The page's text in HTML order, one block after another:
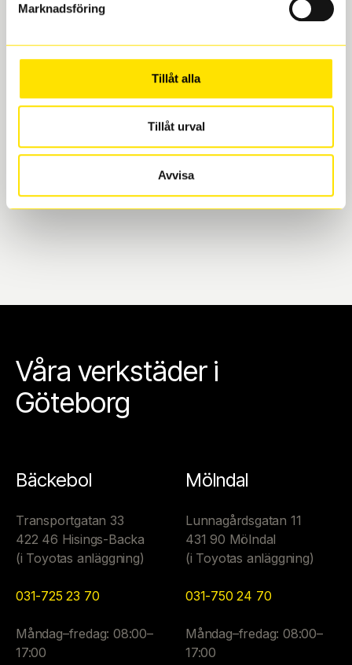
Marknadsföring
Tillåt alla
Tillåt urval
Avvisa
Boka och hämta hos Däckspecialen
När du beställer dina nya däck eller fälgar hos oss
levereras de direkt till någon av våra däckverkstäder i
Göteborg. Välj mellan Hisingen (Bäckebol) eller
Mölndal. I beställningen anger du datum och tid för
vi till att de uppfyller alla krav för en säker körning.
Våra verkstäder i
Göteborg
Bäckebol
Transportgatan 33
422 46 Hisings-Backa
(i Toyotas anläggning)
031-725 23 70
Måndag–fredag: 08:00–
17:00
Mölndal
Lunnagårdsgatan 11
431 90 Mölndal
(i Toyotas anläggning)
031-750 24 70
Måndag–fredag: 08:00–
17:00